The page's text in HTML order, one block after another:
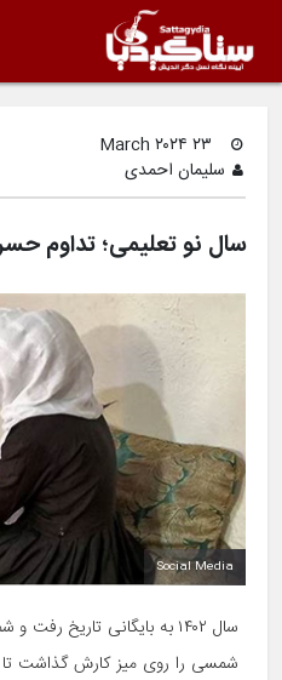
سلیمان احمدی
سال نو تعلیمی؛ تداوم
Social Media
شمسی را روی میز کارش گذاشت تا